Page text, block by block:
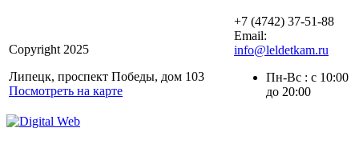
Copyright 2025
Липецк, проспект Победы, дом 103
Посмотреть на карте
+7 (4742) 37-51-88
Email:
info@leldetkam.ru
Пн-Вс : с 10:00
до 20:00